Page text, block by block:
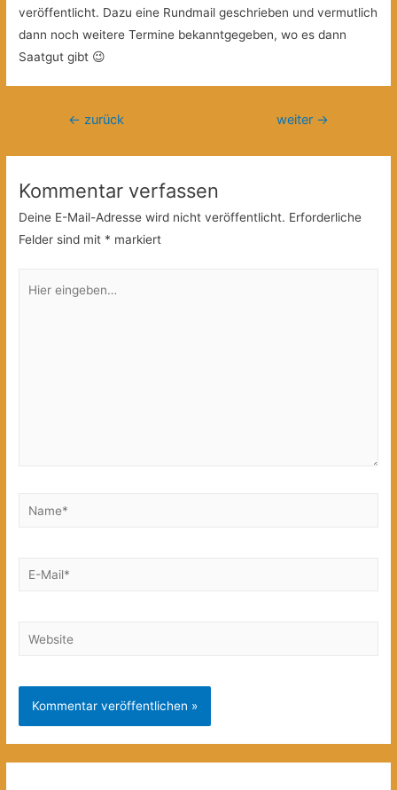
veröffentlicht. Dazu eine Rundmail geschrieben und vermutlich
dann noch weitere Termine bekanntgegeben, wo es dann
Saatgut gibt 😉
Beitragsnavigation
← zurück weiter →
Kommentar verfassen
Deine E-Mail-Adresse wird nicht veröffentlicht. Erforderliche
Felder sind mit * markiert
eingeben…
Name*
E-
Website